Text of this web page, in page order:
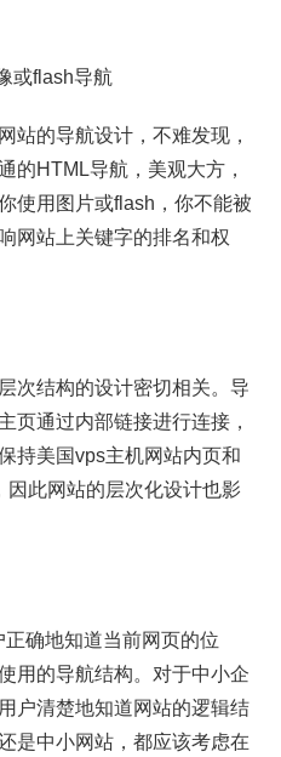
或flash导航
站的导航设计，不难发现，
的HTML导航，美观大方，
使用图片或flash，你不能被
网站上关键字的排名和权
次结构的设计密切相关。导
页通过内部链接进行连接，
持美国vps主机网站内页和
此网站的层次化设计也影
确地知道当前网页的位
用的导航结构。对于中小企
户清楚地知道网站的逻辑结
是中小网站，都应该考虑在